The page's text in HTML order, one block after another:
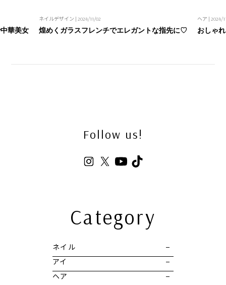
華美女
ネイルデザイン | 2024/11/02
煌めくガラスフレンチでエレガントな指先に♡
ヘア | 2024/
おしゃ
Follow us!
Category
ネイル
アイ
ヘア